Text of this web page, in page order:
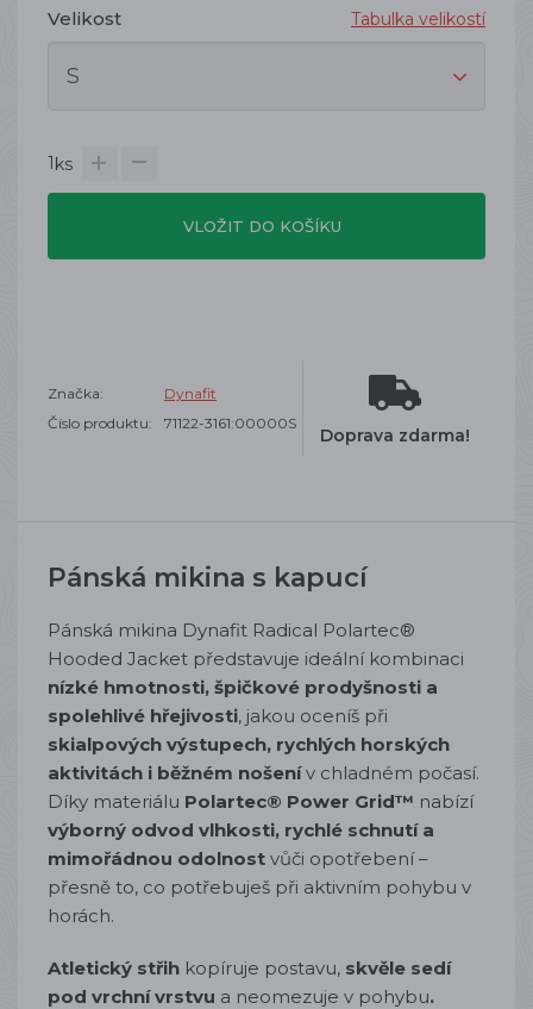
Velikost Tabulka velikostí
1ks
VLOŽIT DO KOŠÍKU
Značka:
Dynafit
Číslo produktu:
71122-3161:00000S
Doprava zdarma!
Pánská mikina s kapucí
Pánská mikina Dynafit Radical Polartec®
Hooded Jacket představuje ideální kombinaci
nízké hmotnosti, špičkové prodyšnosti a
spolehlivé hřejivosti, jakou oceníš při
skialpových výstupech, rychlých horských
aktivitách i běžném nošenív chladném počasí.
Díky materiálu Polartec® Power Grid™ nabízí
výborný odvod vlhkosti, rychlé schnutí a
mimořádnou odolnost vůči opotřebení –
přesně to, co potřebuješ při aktivním pohybu v
horách.
Atletický střih kopíruje postavu, skvěle sedí
pod vrchní vrstvu a neomezuje v pohybu.